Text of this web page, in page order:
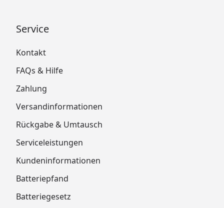
Service
Kontakt
FAQs & Hilfe
Zahlung
Versandinformationen
Rückgabe & Umtausch
Serviceleistungen
Kundeninformationen
Batteriepfand
Batteriegesetz